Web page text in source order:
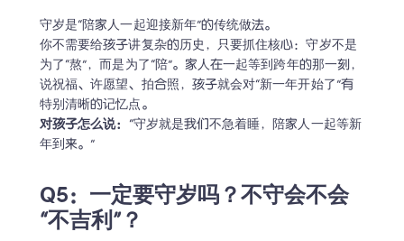
守岁是“陪家人一起迎接新年”的传统做法。
你不需要给孩子讲复杂的历史，只要抓住核心：守岁不是
为了“熬”，而是为了“陪”。家人在一起等到跨年的那一刻，
说祝福、许愿望、拍合照，孩子就会对“新一年开始了”有
对孩子怎么说： “守岁就是我们不急着睡，陪家人一起等新
年到来。”
Q5：一定要守岁吗？不守会不会
“不吉利”？